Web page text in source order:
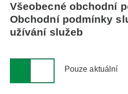
Všeobecné obchodní
Obchodní podmínky
užívání služeb
Pouze aktuální